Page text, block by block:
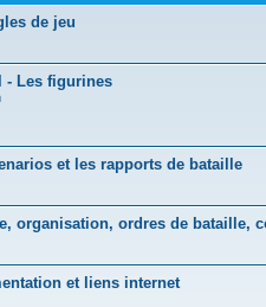
de jeu
- Les figurines
et les rapports de bataille
organisation, ordres de bataille,
et liens internet